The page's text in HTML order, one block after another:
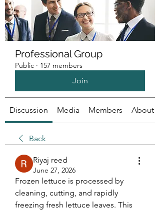
Professional Group
Public · 157 members
Join
Discussion Media Members About
Back
Riyaj reed
June 27, 2026
Frozen lettuce is processed by
cleaning, cutting, and rapidly
freezing fresh lettuce leaves. This